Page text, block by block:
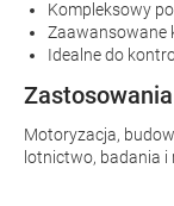
Kompleksowy
Zaawansowane
Idealne do
Zastosowania
Motoryzacja,
lotnictwo, badania i